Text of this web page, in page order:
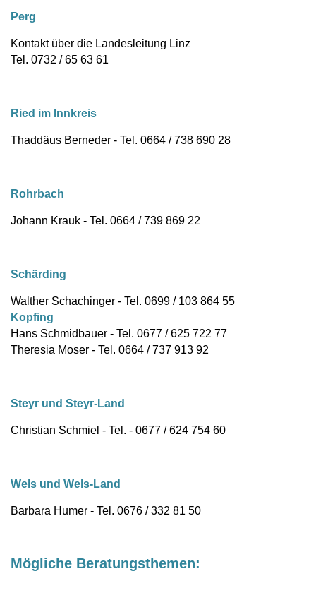
Perg
Kontakt über die Landesleitung Linz
Tel. 0732 / 65 63 61
Ried im Innkreis
Thaddäus Berneder - Tel. 0664 / 738 690 28
Rohrbach
Johann Krauk - Tel. 0664 / 739 869 22
Schärding
Walther Schachinger - Tel. 0699 / 103 864 55
Kopfing
Hans Schmidbauer - Tel. 0677 / 625 722 77
Theresia Moser - Tel. 0664 / 737 913 92
Steyr und Steyr-Land
Christian Schmiel - Tel. - 0677 / 624 754 60
Wels und Wels-Land
Barbara Humer - Tel. 0676 / 332 81 50
Mögliche Beratungsthemen: